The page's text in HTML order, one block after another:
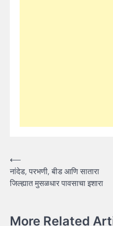
Post
navigation
⟵
नांदेड, परभणी, बीड आणि सातारा
जिल्ह्यात मुसळधार पावसाचा इशारा
More Related